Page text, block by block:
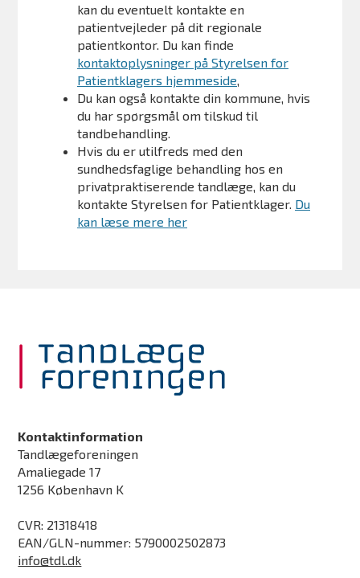
kan du eventuelt kontakte en
patientvejleder på dit regionale
patientkontor. Du kan finde
kontaktoplysninger på Styrelsen for
Patientklagers hjemmeside,
Du kan også kontakte din kommune, hvis
du har spørgsmål om tilskud til
tandbehandling.
Hvis du er utilfreds med den
sundhedsfaglige behandling hos en
privatpraktiserende tandlæge, kan du
kontakte Styrelsen for Patientklager. Du
kan læse mere her
Kontaktinformation
Tandlægeforeningen
Amaliegade 17
1256 København K
CVR: 21318418
EAN/GLN-nummer: 5790002502873
info@tdl.dk